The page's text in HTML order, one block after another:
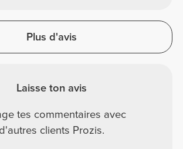
Plus d'avis
Laisse ton avis
tes commentaires avec
d'autres clients Prozis.